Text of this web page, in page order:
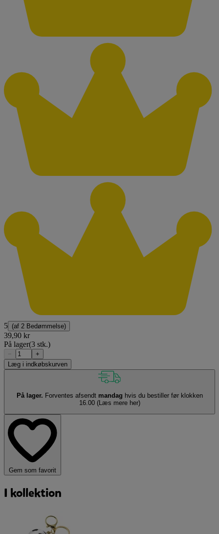
5 (af 2 Bedømmelse)
39,90 kr
På lager(3 stk.)
−
+
Læg i indkøbskurven
På lager. Forventes afsendt mandag hvis du bestiller før klokken
16.00 (Læs mere her)
Gem som favorit
I kollektion